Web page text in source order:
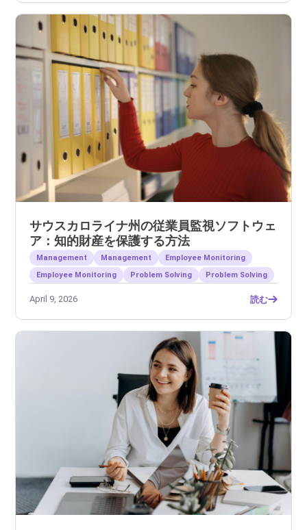
サウスカロライナ州の従業員監視ソフトウェ
ア：知的財産を保護する方法
Management Management
Employee Monitoring
Employee Monitoring
Problem Solving Problem Solving
April 9, 2026 読む